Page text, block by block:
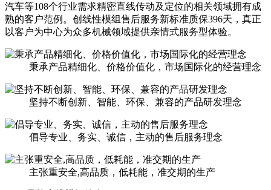
汽车等108个行业需求精密直线传动及定位的相关领域拥有成
熟的客户范例。创线性模组售后服务新标准质保396天，真正
以客户为中心为众多机械领域提供亲情式服务型体验。
秉承产品精细化、价格价值化，市场国际化的经营理念
坚持不断创新、智能、环保、兼容的产品研发理念
倡导专业、务实、诚信，主动的售后服务理念
主张重安全,高品质，低耗能，准交期的生产